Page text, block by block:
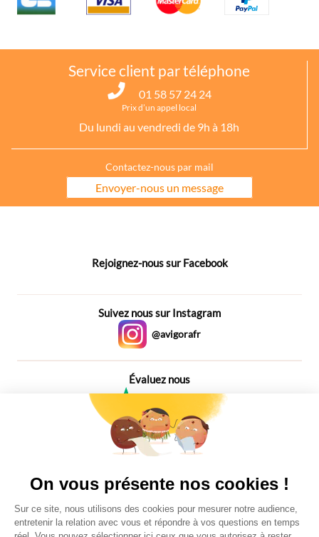
Service client par téléphone
01 58 57 24 24
Prix d’un appel local
Du lundi au vendredi de 9h à 18h
Contactez-nous par mail
Envoyer-nous un message
Rejoignez-nous sur Facebook
Suivez nous sur Instagram
@avigorafr
Évaluez nous
Plus de 650 Avis
On vous présente nos cookies !
Sur ce site, nous utilisons des cookies pour mesurer notre audience,
entretenir la relation avec vous et répondre à vos questions en temps